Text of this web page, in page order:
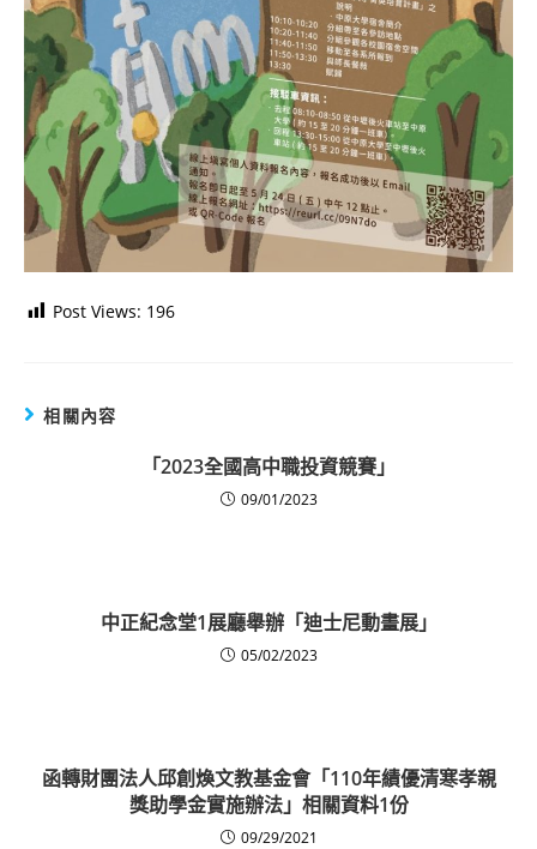
Post Views: 196
相關內容
「2023全國高中職投資競賽」
09/01/2023
中正紀念堂1展廳舉辦「迪士尼動畫展」
05/02/2023
函轉財團法人邱創煥文教基金會「110年績優清寒孝親
獎助學金實施辦法」相關資料1份
09/29/2021